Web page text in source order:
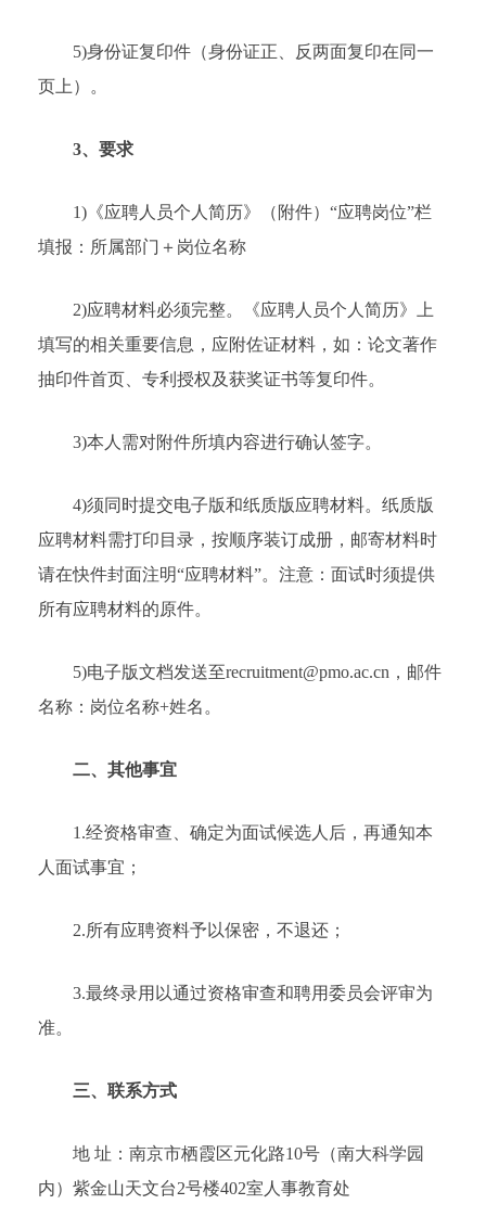
5)身份证复印件（身份证正、反两面复印在同一
页上）。
3、要求
1)《应聘人员个人简历》（附件）“应聘岗位”栏
填报：所属部门＋岗位名称
2)应聘材料必须完整。《应聘人员个人简历》上
填写的相关重要信息，应附佐证材料，如：论文著作
抽印件首页、专利授权及获奖证书等复印件。
3)本人需对附件所填内容进行确认签字。
4)须同时提交电子版和纸质版应聘材料。纸质版
应聘材料需打印目录，按顺序装订成册，邮寄材料时
请在快件封面注明“应聘材料”。注意：面试时须提供
所有应聘材料的原件。
5)电子版文档发送至recruitment@pmo.ac.cn，邮件
名称：岗位名称+姓名。
二、其他事宜
1.经资格审查、确定为面试候选人后，再通知本
人面试事宜；
2.所有应聘资料予以保密，不退还；
3.最终录用以通过资格审查和聘用委员会评审为
准。
三、联系方式
地 址：南京市栖霞区元化路10号（南大科学园
内）紫金山天文台2号楼402室人事教育处